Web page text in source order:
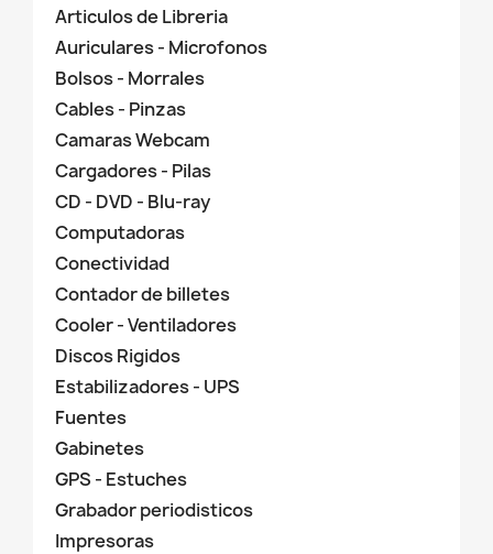
Articulos de Libreria
Auriculares - Microfonos
Bolsos - Morrales
Cables - Pinzas
Camaras Webcam
Cargadores - Pilas
CD - DVD - Blu-ray
Computadoras
Conectividad
Contador de billetes
Cooler - Ventiladores
Discos Rigidos
Estabilizadores - UPS
Fuentes
Gabinetes
GPS - Estuches
Grabador periodisticos
Impresoras